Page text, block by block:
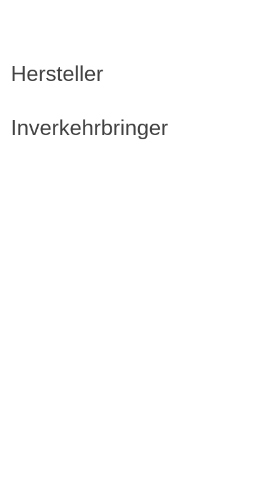
Hersteller
Inverkehrbringer